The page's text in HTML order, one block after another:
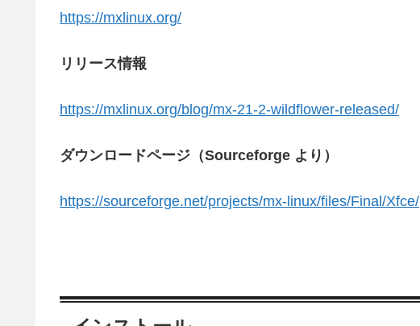
https://mxlinux.org/
リリース情報
https://mxlinux.org/blog/mx-21-2-wildflower-released/
ダウンロードページ（Sourceforge より）
https://sourceforge.net/projects/mx-linux/files/Final/Xfce/